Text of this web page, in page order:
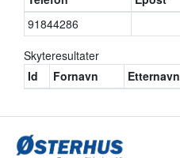
91844286
Skyteresultater
Id
Fornavn Etternavn